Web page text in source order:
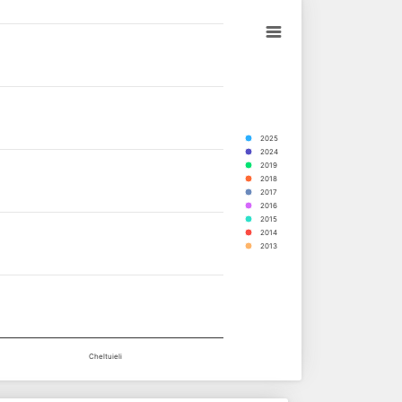
2025
2024
2019
2018
2017
2016
2015
2014
2013
Cheltuieli